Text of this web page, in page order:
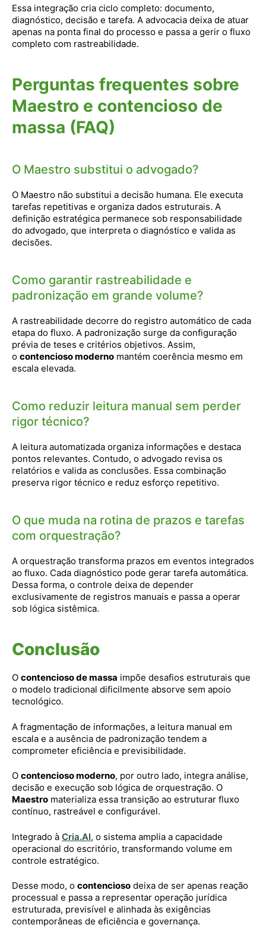
Essa integração cria ciclo completo: documento,
diagnóstico, decisão e tarefa. A advocacia deixa de atuar
apenas na ponta final do processo e passa a gerir o fluxo
completo com rastreabilidade.
Perguntas frequentes sobre
Maestro e contencioso de
massa (FAQ)
O Maestro substitui o advogado?
O Maestro não substitui a decisão humana. Ele executa
tarefas repetitivas e organiza dados estruturais. A
definição estratégica permanece sob responsabilidade
do advogado, que interpreta o diagnóstico e valida as
decisões.
Como garantir rastreabilidade e
padronização em grande volume?
A rastreabilidade decorre do registro automático de cada
etapa do fluxo. A padronização surge da configuração
prévia de teses e critérios objetivos. Assim,
o contencioso moderno mantém coerência mesmo em
escala elevada.
Como reduzir leitura manual sem perder
rigor técnico?
A leitura automatizada organiza informações e destaca
pontos relevantes. Contudo, o advogado revisa os
relatórios e valida as conclusões. Essa combinação
preserva rigor técnico e reduz esforço repetitivo.
O que muda na rotina de prazos e tarefas
com orquestração?
A orquestração transforma prazos em eventos integrados
ao fluxo. Cada diagnóstico pode gerar tarefa automática.
Dessa forma, o controle deixa de depender
exclusivamente de registros manuais e passa a operar
sob lógica sistêmica.
Conclusão
O contencioso de massa impõe desafios estruturais que
o modelo tradicional dificilmente absorve sem apoio
tecnológico.
A fragmentação de informações, a leitura manual em
escala e a ausência de padronização tendem a
comprometer eficiência e previsibilidade.
O contencioso moderno, por outro lado, integra análise,
decisão e execução sob lógica de orquestração. O
Maestro materializa essa transição ao estruturar fluxo
contínuo, rastreável e configurável.
Integrado à Cria.AI, o sistema amplia a capacidade
operacional do escritório, transformando volume em
controle estratégico.
Desse modo, o contencioso deixa de ser apenas reação
processual e passa a representar operação jurídica
estruturada, previsível e alinhada às exigências
contemporâneas de eficiência e governança.